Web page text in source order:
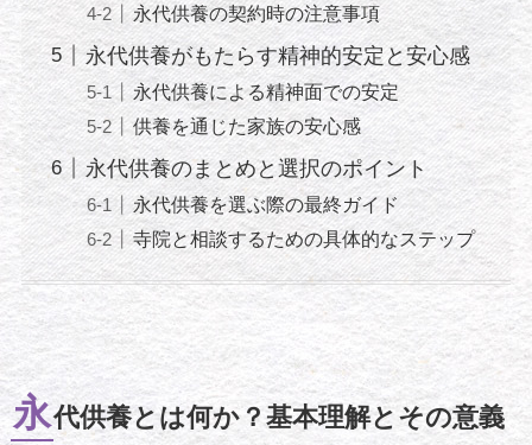
永代供養の契約時の注意事項
永代供養がもたらす精神的安定と安心感
永代供養による精神面での安定
供養を通じた家族の安心感
永代供養のまとめと選択のポイント
永代供養を選ぶ際の最終ガイド
寺院と相談するための具体的なステップ
永代供養とは何か？基本理解とその意義